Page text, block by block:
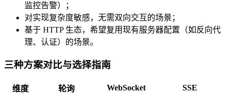
监控告警）；
对实现复杂度敏感，无需双向交互的场景；
基于 HTTP 生态，希望复用现有服务器配置（如反向代
理、认证）的场景。
三种方案对比与选择指南
维度 轮询 WebSocket
SSE